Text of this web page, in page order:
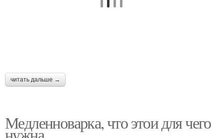
читать дальше →
Медленноварка, что этои для чего